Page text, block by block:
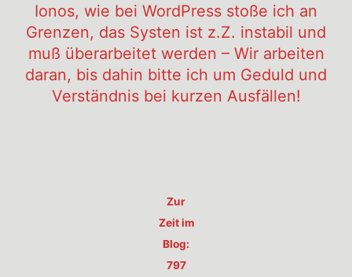
Ionos, wie bei WordPress stoße ich an
Grenzen, das Systen ist z.Z. instabil und
muß überarbeitet werden – Wir arbeiten
daran, bis dahin bitte ich um Geduld und
Verständnis bei kurzen Ausfällen!
Zur
Zeit im
Blog:
797